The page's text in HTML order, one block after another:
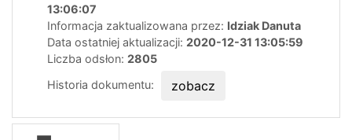
13:06:07
Informacja zaktualizowana przez: Idziak Danuta
Data ostatniej aktualizacji: 2020-12-31 13:05:59
Liczba odsłon: 2805
Historia dokumentu:
zobacz